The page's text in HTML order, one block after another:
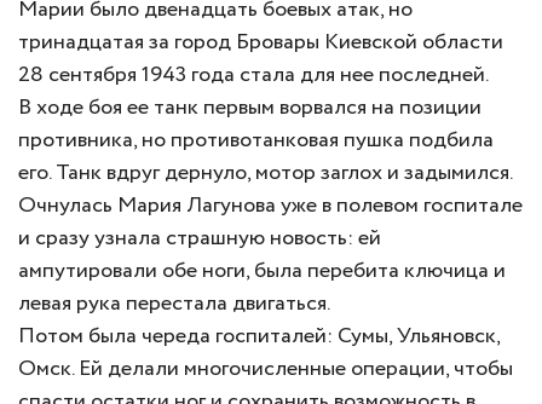
Марии было двенадцать боевых атак, но
тринадцатая за город Бровары Киевской области
28 сентября 1943 года стала для нее последней.
В ходе боя ее танк первым ворвался на позиции
противника, но противотанковая пушка подбила
его. Танк вдруг дернуло, мотор заглох и задымился.
Очнулась Мария Лагунова уже в полевом госпитале
и сразу узнала страшную новость: ей
ампутировали обе ноги, была перебита ключица и
левая рука перестала двигаться.
Потом была череда госпиталей: Сумы, Ульяновск,
Омск. Ей делали многочисленные операции, чтобы